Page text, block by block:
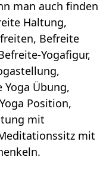
man auch finden
Haltung,
Befreite
Yogafigur,
Übung,
Position,
mit
mit